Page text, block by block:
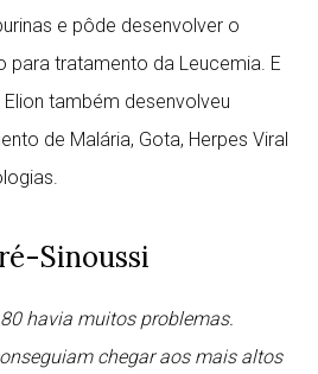
e pôde desenvolver o
para tratamento da Leucemia. E
também desenvolveu
de Malária, Gota, Herpes Viral
Sinoussi
havia muitos problemas.
chegar aos mais altos